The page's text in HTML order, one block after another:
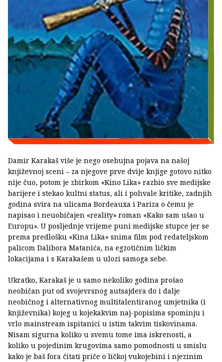
Damir Karakaš više je nego osebujna pojava na našoj
književnoj sceni – za njegove prve dvije knjige gotovo nitko
nije čuo, potom je zbirkom «Kino Lika» razbio sve medijske
barijere i stekao kultni status, ali i pohvale kritike, zadnjih
godina svira na ulicama Bordeauxa i Pariza o čemu je
napisao i neuobičajen «reality» roman «Kako sam ušao u
Europu». U posljednje vrijeme puni medijske stupce jer se
prema predlošku «Kina Lika» snima film pod redateljskom
palicom Dalibora Matanića, na egzotičnim ličkim
lokacijama i s Karakašem u ulozi samoga sebe.
Ukratko, Karakaš je u samo nekoliko godina prošao
neobičan put od svojevrsnog autsajdera do i dalje
neobičnog i alternativnog multitalentiranog umjetnika (i
književnika) kojeg u kojekakvim naj-popisima spominju i
vrlo mainstream ispitanici u istim takvim tiskovinama.
Nisam sigurna koliko u svemu tome ima iskrenosti, a
koliko u pojedinim krugovima samo pomodnosti u smislu
kako je baš fora čitati priče o ličkoj vukojebini i njezinim